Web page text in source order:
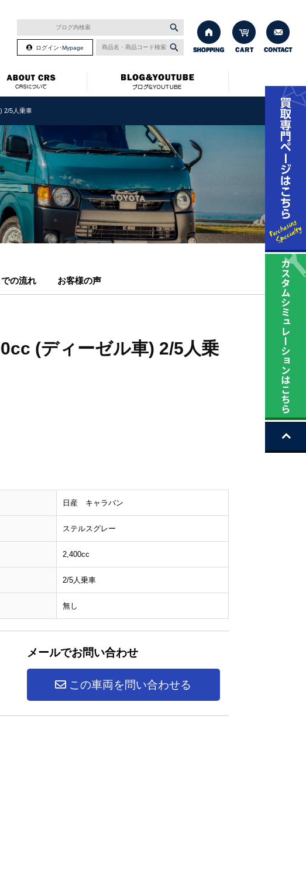
ログイン･Mypage
) 2/5人乗車
の流れ お客様の声
(ディーゼル車) 2/5人乗
日産 キャラバン
ステルスグレー
2,400cc
2/5人乗車
無し
メールでお問い合わせ
この車両を問い合わせる